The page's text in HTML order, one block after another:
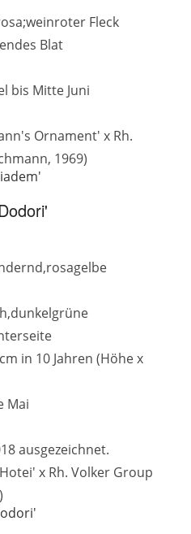
Fleck
Blat
bis Mitte Juni
Ornament' x Rh.
1969)
in 10 Jahren (Höhe x
Mai
ausgezeichnet.
x Rh. Volker Group